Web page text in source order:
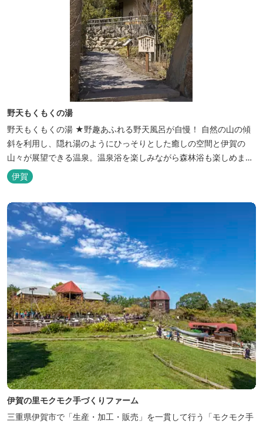
野天もくもくの湯
野天もくもくの湯 ★野趣あふれる野天風呂が自慢！ 自然の山の傾
斜を利用し、隠れ湯のようにひっそりとした癒しの空間と伊賀の
山々が展望できる温泉。温泉浴を楽しみながら森林浴も楽しめま
す。一枚岩をくり貫いてつくった湯船もあり、風情ある空間が魅力
です。 ★源泉100％の野天風呂 源泉100％の野天風呂が2つあり、
38度のぬるめの湯と42度の熱めの湯があります。ぬるめの湯はじっ
くりとゆ...
伊賀
伊賀の里モクモク手づくりファーム
三重県伊賀市で「生産・加工・販売」を一貫して行う「モクモク手